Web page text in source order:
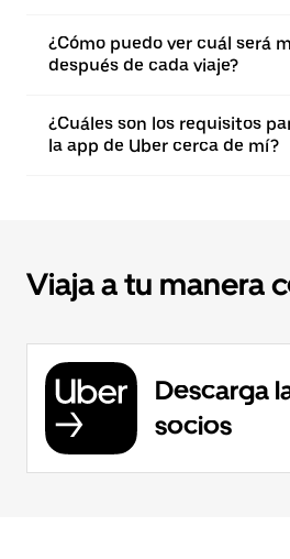
¿Cómo puedo ver cuál será
después de cada viaje?
¿Cuáles son los requisitos
la app de Uber cerca de mí?
Viaja a tu manera
Descarga
socios